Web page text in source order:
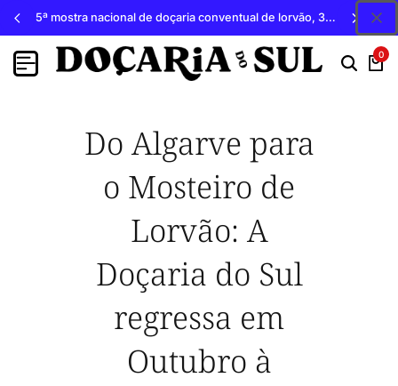
5ª mostra nacional de doçaria conventual de lorvão, 3, 4 e 5 de outubro 2026, penacova
0
Do Algarve para
o Mosteiro de
Lorvão: A
Doçaria do Sul
regressa em
Outubro à